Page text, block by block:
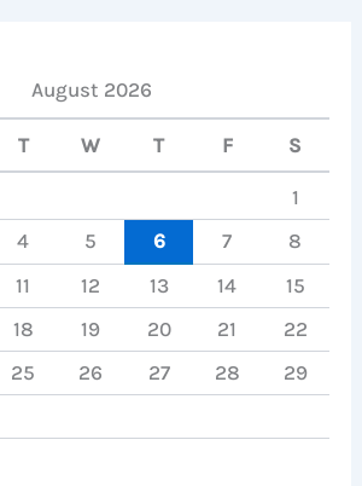
August 2026
T W T F S
1
4 5 6 7
8
11 12 13 14
15
18 19 20 21
22
25 26 27 28
29